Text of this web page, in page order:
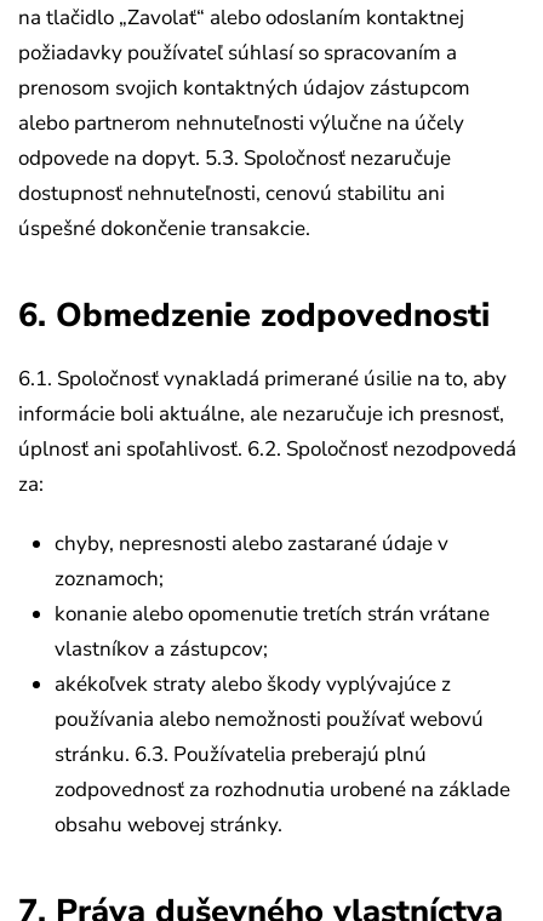
na tlačidlo „Zavolať“ alebo odoslaním kontaktnej
požiadavky používateľ súhlasí so spracovaním a
prenosom svojich kontaktných údajov zástupcom
alebo partnerom nehnuteľnosti výlučne na účely
odpovede na dopyt. 5.3. Spoločnosť nezaručuje
dostupnosť nehnuteľnosti, cenovú stabilitu ani
úspešné dokončenie transakcie.
6. Obmedzenie zodpovednosti
6.1. Spoločnosť vynakladá primerané úsilie na to, aby
informácie boli aktuálne, ale nezaručuje ich presnosť,
úplnosť ani spoľahlivosť. 6.2. Spoločnosť nezodpovedá
za:
chyby, nepresnosti alebo zastarané údaje v
zoznamoch;
konanie alebo opomenutie tretích strán vrátane
vlastníkov a zástupcov;
akékoľvek straty alebo škody vyplývajúce z
používania alebo nemožnosti používať webovú
stránku. 6.3. Používatelia preberajú plnú
zodpovednosť za rozhodnutia urobené na základe
obsahu webovej stránky.
7. Práva duševného vlastníctva